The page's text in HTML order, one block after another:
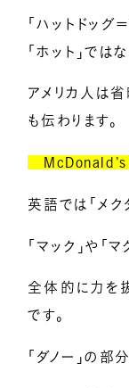
「ハットドッグ
「ホット」では
アメリカ人は
も伝わります。
McDonald’s
英語では「メク
「マック」や「
全体的に力を
です。
「ダノー」の部